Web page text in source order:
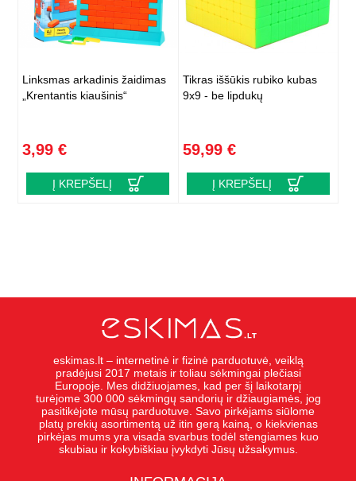
Linksmas arkadinis žaidimas
„Krentantis kiaušinis“
3,99 €
Į KREPŠELĮ
Tikras iššūkis rubiko kubas
9x9 - be lipdukų
59,99 €
Į KREPŠELĮ
eskimas.lt – internetinė ir fizinė parduotuvė, veiklą
pradėjusi 2017 metais ir toliau sėkmingai plečiasi
Europoje. Mes didžiuojames, kad per šį laikotarpį
turėjome 300 000 sėkmingų sandorių ir džiaugiamės, jog
pasitikėjote mūsų parduotuve. Savo pirkėjams siūlome
platų prekių asortimentą už itin gerą kainą, o kiekvienas
pirkėjas mums yra visada svarbus todėl stengiames kuo
skubiau ir kokybiškiau įvykdyti Jūsų užsakymus.